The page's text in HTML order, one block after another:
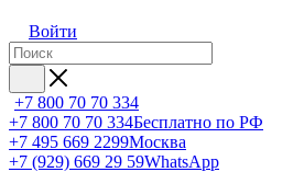
Войти
+7 800 70 70 334
+7 800 70 70 334Бесплатно по РФ
+7 495 669 2299Москва
+7 (929) 669 29 59WhatsApp